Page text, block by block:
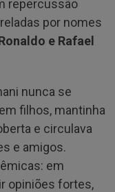
repercussão
por nomes
e Rafael
nunca se
filhos, mantinha
e circulava
e amigos.
em
opiniões fortes,